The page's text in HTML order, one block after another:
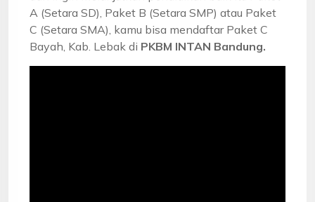
A (Setara SD), Paket B (Setara SMP) atau Paket
C (Setara SMA), kamu bisa mendaftar Paket C
Bayah, Kab. Lebak di PKBM INTAN Bandung.